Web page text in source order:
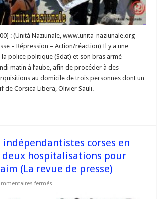
: (Unità Naziunale, www.unita-naziunale.org –
– Répression – Action/réaction) Il y a une
la police politique (Sdat) et son bras armé
matin à l’aube, afin de procéder à des
au domicile de trois personnes dont un
de Corsica Libera, Olivier Sauli.
indépendantistes corses en
deux hospitalisations pour
(La revue de presse)
fermés